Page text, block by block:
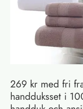
269 kr med fri
handduksset i